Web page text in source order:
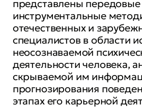
представлены
инструментальные
отечественных и
специалистов в области
неосознаваемой
деятельности человека,
скрываемой им
прогнозирования
этапах его карьерной